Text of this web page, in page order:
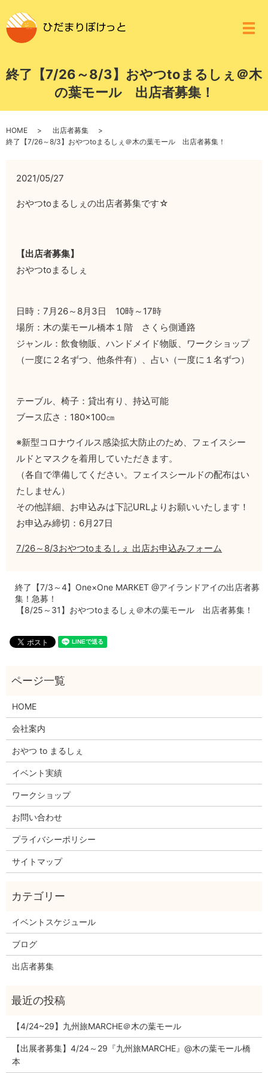
メ
終了【7/26～8/3】おやつtoまるしぇ＠木
の葉モール 出店者募集！
HOME
出店者募集
終了【7/26～8/3】おやつtoまるしぇ＠木の葉モール 出店者募集！
2021/05/27
おやつtoまるしぇの出店者募集です☆
【出店者募集】
おやつtoまるしぇ
日時：7月26～8月3日 10時～17時
場所：木の葉モール橋本１階 さくら側通路
ジャンル：飲食物販、ハンドメイド物販、ワークショップ
（一度に２名ずつ、他条件有）、占い（一度に１名ずつ）
テーブル、椅子：貸出有り、持込可能
ブース広さ：180×100㎝
※新型コロナウイルス感染拡大防止のため、フェイスシー
ルドとマスクを着用していただきます。
（各自で準備してください。フェイスシールドの配布はい
たしません）
その他詳細、お申込みは下記URLよりお願いいたします！
お申込み締切：6月27日
7/26～8/3おやつtoまるしぇ 出店お申込みフォーム
終了【7/3～4】One×One MARKET @アイランドアイの出店者募
集！急募！
【8/25～31】おやつtoまるしぇ＠木の葉モール 出店者募集！
HOME
会社案内
おやつ to まるしぇ
イベント実績
ワークショップ
お問い合わせ
プライバシーポリシー
サイトマップ
イベントスケジュール
ブログ
出店者募集
【4/24~29】九州旅MARCHE＠木の葉モール
【出展者募集】4/24～29『九州旅MARCHE』@木の葉モール橋
本